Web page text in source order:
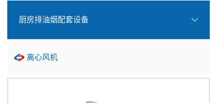
厨房排油烟配套设备
离心风机